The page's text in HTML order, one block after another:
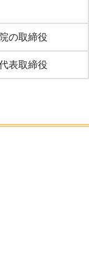
の取締役
表取締役